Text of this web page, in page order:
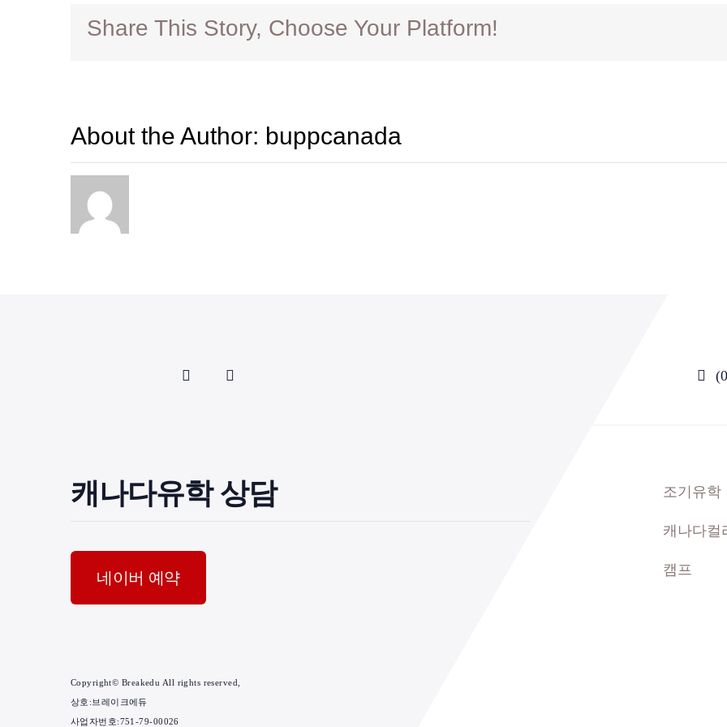
Share This Story, Choose Your Platform!
About the Author: buppcanada
캐나다유학 상담
네이버 예약
조기유학
캐나다컬
캠프
Copyright© Breakedu All rights reserved,
상호:브레이크에듀
사업자번호:751-79-00026